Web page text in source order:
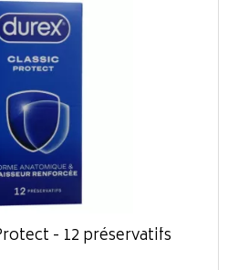
- 12 préservatifs